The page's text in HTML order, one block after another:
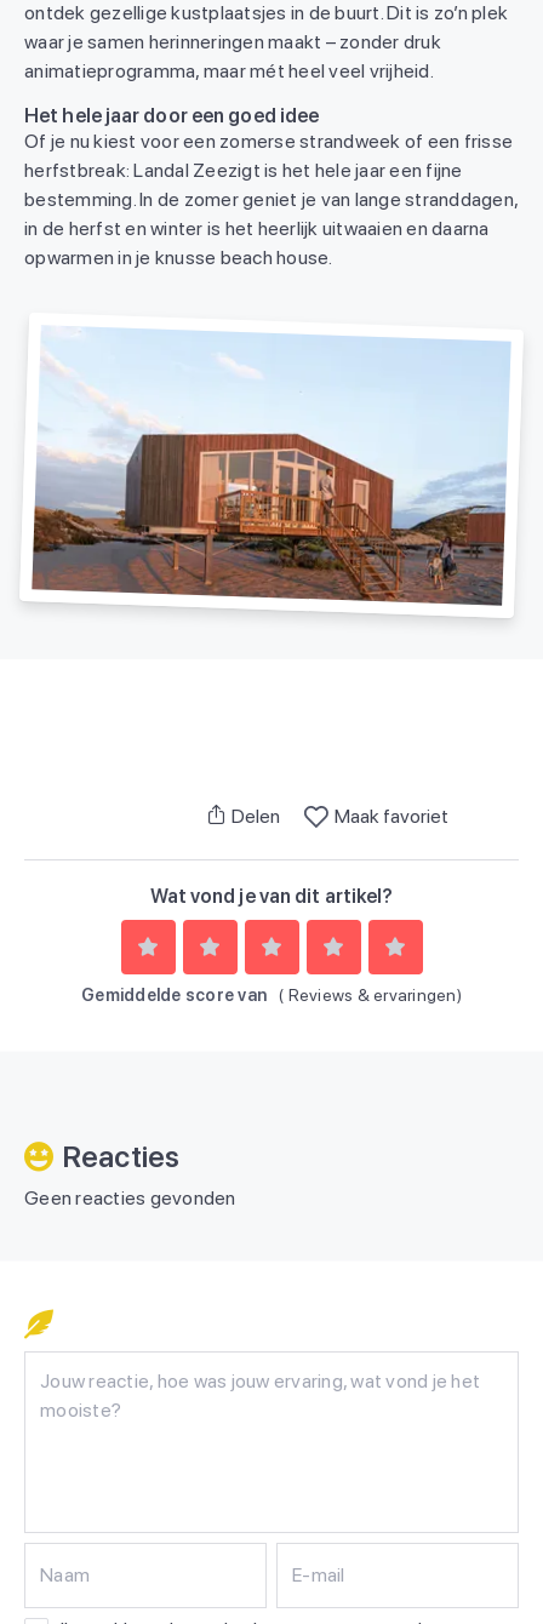
ontdek gezellige kustplaatsjes in de buurt. Dit is zo’n plek
waar je samen herinneringen maakt – zonder druk
animatieprogramma, maar mét heel veel vrijheid.
Het hele jaar door een goed idee
Of je nu kiest voor een zomerse strandweek of een frisse
herfstbreak: Landal Zeezigt is het hele jaar een fijne
bestemming. In de zomer geniet je van lange stranddagen,
in de herfst en winter is het heerlijk uitwaaien en daarna
opwarmen in je knusse beach house.
Delen Maak favoriet
Wat vond je van dit artikel?
Gemiddelde score van ( Reviews & ervaringen)
Reacties
Geen reacties gevonden
Naam E-mail